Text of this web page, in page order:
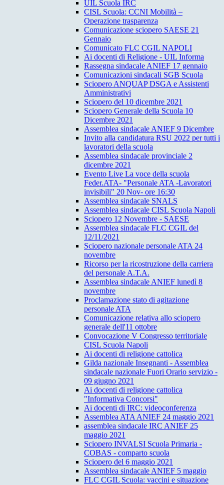
UIL Scuola IRC
CISL Scuola: CCNI Mobilità –
Operazione trasparenza
Comunicazione sciopero SAESE 21
Gennaio
Comunicato FLC CGIL NAPOLI
Ai docenti di Religione - UIL Informa
Rassegna sindacale ANIEF 17 gennaio
Comunicazioni sindacali SGB Scuola
Sciopero ANQUAP DSGA e Assistenti
Amministrativi
Sciopero del 10 dicembre 2021
Sciopero Generale della Scuola 10
Dicembre 2021
Assemblea sindacale ANIEF 9 Dicembre
Invito alla candidatura RSU 2022 per tutti i
lavoratori della scuola
Assemblea sindacale provinciale 2
dicembre 2021
Evento Live La voce della scuola
Feder.ATA- "Personale ATA -Lavoratori
invisibili" 20 Nov- ore 16:30
Assemblea sindacale SNALS
Assemblea sindacale CISL Scuola Napoli
Sciopero 12 Novembre - SAESE
Assemblea sindacale FLC CGIL del
12/11/2021
Sciopero nazionale personale ATA 24
novembre
Ricorso per la ricostruzione della carriera
del personale A.T.A.
Assemblea sindacale ANIEF lunedì 8
novembre
Proclamazione stato di agitazione
personale ATA
Comunicazione relativa allo sciopero
generale dell'11 ottobre
Convocazione V Congresso territoriale
CISL Scuola Napoli
Ai docenti di religione cattolica
Gilda nazionale Insegnanti - Assemblea
sindacale nazionale Fuori Orario servizio -
09 giugno 2021
Ai docenti di religione cattolica
"Informativa Concorsi"
Ai docenti di IRC: videoconferenza
Assemblea ATA ANIEF 24 maggio 2021
assemblea sindacale IRC ANIEF 25
maggio 2021
Sciopero INVALSI Scuola Primaria -
COBAS - comparto scuola
Sciopero del 6 maggio 2021
Assemblea sindacale ANIEF 5 maggio
FLC CGIL Scuola: vaccini e situazione